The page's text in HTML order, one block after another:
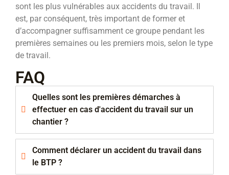
sont les plus vulnérables aux accidents du travail. Il
est, par conséquent, très important de former et
d’accompagner suffisamment ce groupe pendant les
premières semaines ou les premiers mois, selon le type
de travail.
FAQ
Quelles sont les premières démarches à
effectuer en cas d'accident du travail sur un
chantier ?
Comment déclarer un accident du travail dans
le BTP ?